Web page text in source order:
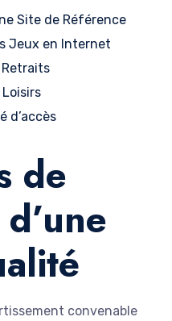
Site de Référence
Jeux en Internet
d’accès
de
convenable